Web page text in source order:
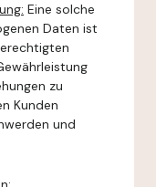
Eine solche
Daten ist
zu
Kunden
und